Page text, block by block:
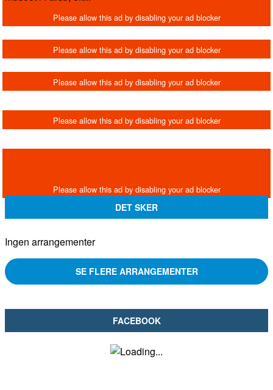
DET SKER
Ingen arrangementer
SE FLERE ARRANGEMENTER
FACEBOOK